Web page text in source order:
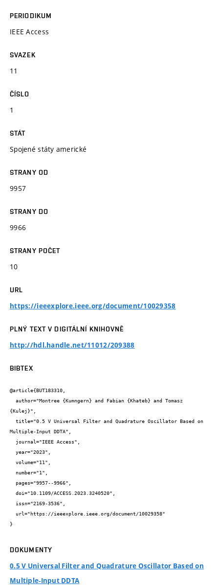
PERIODIKUM
IEEE Access
SVAZEK
11
ČÍSLO
1
STÁT
Spojené státy americké
STRANY OD
9957
STRANY DO
9966
STRANY POČET
10
URL
https://ieeexplore.ieee.org/document/10029358
PLNÝ TEXT V DIGITÁLNÍ KNIHOVNĚ
http://hdl.handle.net/11012/209388
BIBTEX
@article{BUT183310,
{Kulej}",
Multiple-Input DDTA",
}
DOKUMENTY
0.5 V Universal Filter and Quadrature Oscillator Based on
Multiple-Input DDTA